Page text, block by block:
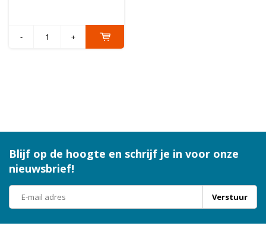
- +
Blijf op de hoogte en schrijf je in voor onze
nieuwsbrief!
Verstuur